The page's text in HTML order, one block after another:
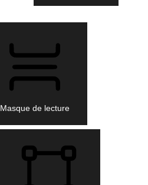
Masque de lecture